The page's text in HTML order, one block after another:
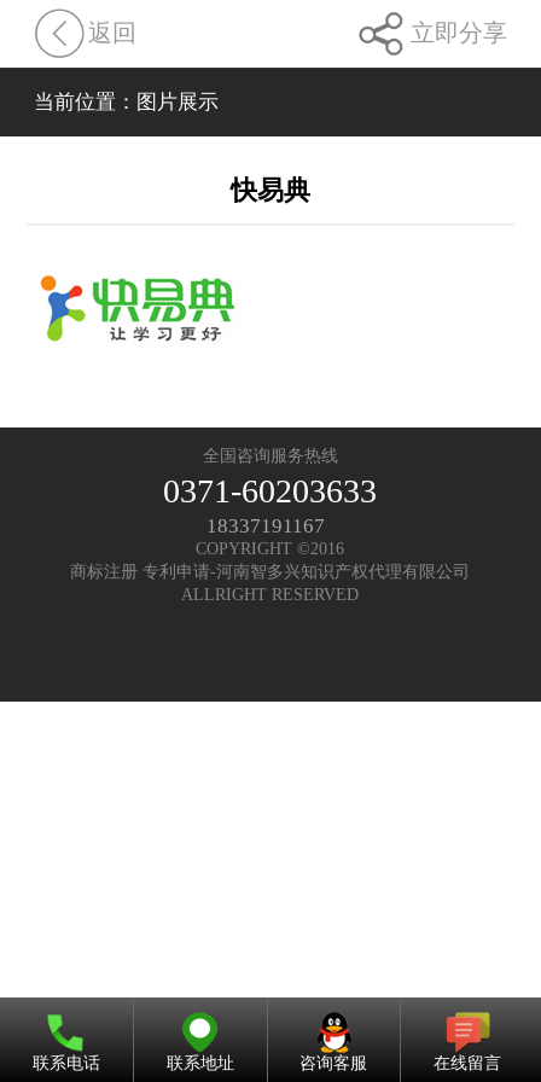
返回 立即分享
当前位置：图片展示
快易典
全国咨询服务热线
0371-60203633
18337191167
COPYRIGHT ©2016
商标注册 专利申请-河南智多兴知识产权代理有限公司
ALLRIGHT RESERVED
联系电话 联系地址 咨询客服 在线留言